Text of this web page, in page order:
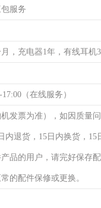
服务
，充电器1年，有线耳机
（在线服务）
发票为准），如因质量
内退货，15日内换货，
品的用户，请完好保存
的配件保修或更换。